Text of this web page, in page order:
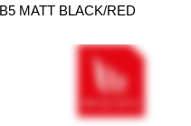
MATT BLACK/RED